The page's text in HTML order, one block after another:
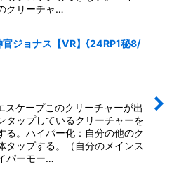
クリーチャ…
官ジョナス【VR】{24RP1秘8/
スケープこのクリーチャーが出
タップしているクリーチャーを
る。ハイパー化：自分の他のク
タップする。（自分のメインス
パーモー…